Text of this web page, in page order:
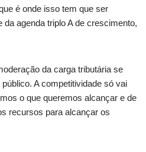
é onde isso tem que ser
agenda triplo A de crescimento,
da carga tributária se
A competitividade só vai
o que queremos alcançar e de
recursos para alcançar os